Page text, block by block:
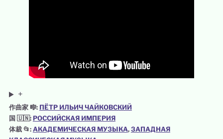
+
作曲家 🎼: ПЁТР ИЛЬИЧ ЧАЙКОВСКИЙ
国 🇺🇳: РОССИЙСКАЯ ИМПЕРИЯ
体裁 📂:АКАДЕМИЧЕСКАЯ МУЗЫКА, ЗАПАДНАЯ